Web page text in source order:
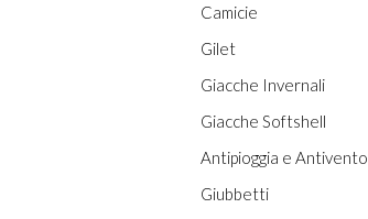
Camicie
Gilet
Giacche Invernali
Giacche Softshell
Antipioggia e Antivento
Giubbetti